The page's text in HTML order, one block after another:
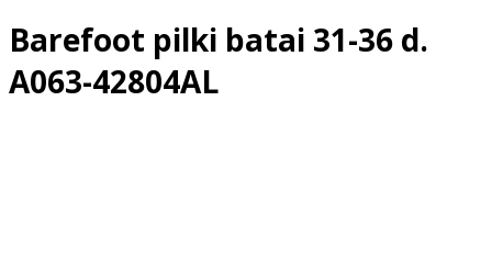
Barefoot pilki batai 31-36 d.
A063-42804AL